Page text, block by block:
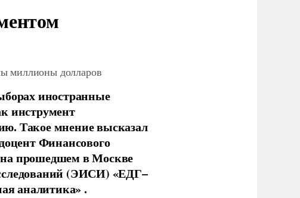
миллионы долларов
иностранные
инструмент
Такое мнение высказал
Финансового
прошедшем в Москве
(ЭИСИ) «ЕДГ–
аналитика» .